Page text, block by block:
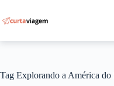
para
o
Tag Explorando a América do